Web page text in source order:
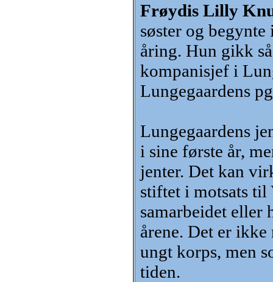
Frøydis Lilly
søster og
åring. Hun gikk
kompanisjef i
Lungegaardens
Lungegaardens
i sine første år,
jenter. Det kan
stiftet i motsats til
samarbeidet eller
årene. Det er
ungt korps, men
tiden.